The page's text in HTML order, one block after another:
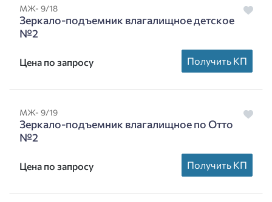
МЖ- 9/18
Зеркало-подъемник влагалищное детское
№2
Цена по запросу Получить КП
МЖ- 9/19
Зеркало-подъемник влагалищное по Отто
№2
Цена по запросу Получить КП